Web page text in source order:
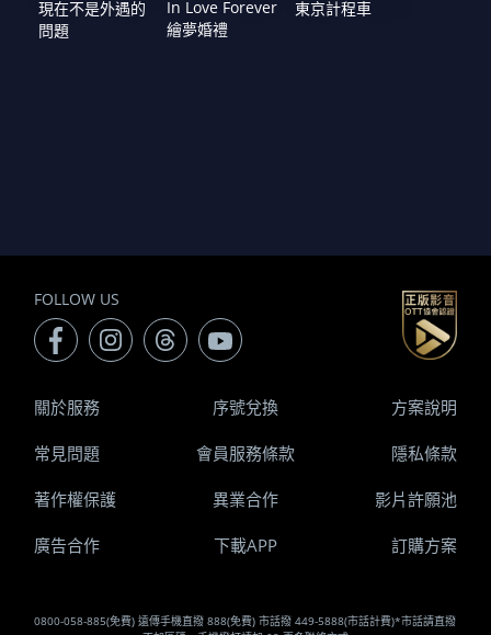
現在不是外遇的
問題
In Love Forever
繪夢婚禮
東京計程車
FOLLOW US
0800-058-885(免費) 遠傳手機直撥 888(免費) 市話撥 449-5888(市話計費)*市話請直撥
關於服務 序號兌換 方案說明
常見問題 會員服務條款 隱私條款
著作權保護 異業合作 影片許願池
廣告合作 下載APP 訂購方案